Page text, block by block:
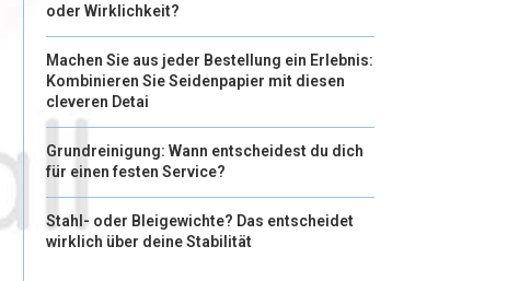
oder Wirklichkeit?
Machen Sie aus jeder Bestellung ein Erlebnis:
Kombinieren Sie Seidenpapier mit diesen
cleveren Detai
Grundreinigung: Wann entscheidest du dich
für einen festen Service?
Stahl- oder Bleigewichte? Das entscheidet
wirklich über deine Stabilität